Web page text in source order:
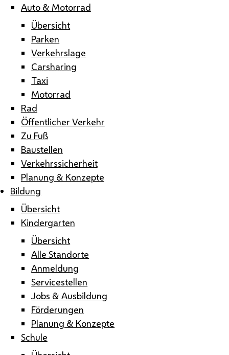
Auto & Motorrad
Übersicht
Parken
Verkehrslage
Carsharing
Taxi
Motorrad
Rad
Öffentlicher Verkehr
Zu Fuß
Baustellen
Verkehrssicherheit
Planung & Konzepte
Bildung
Übersicht
Kindergarten
Übersicht
Alle Standorte
Anmeldung
Servicestellen
Jobs & Ausbildung
Förderungen
Planung & Konzepte
Schule